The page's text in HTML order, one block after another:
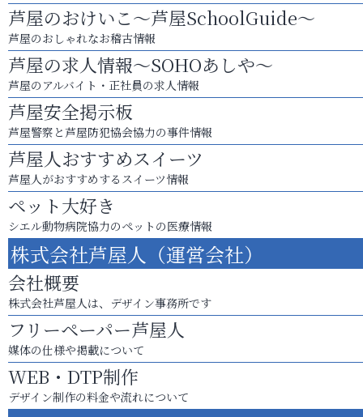
芦屋のおけいこ～芦屋SchoolGuide～
芦屋のおしゃれなお稽古情報
芦屋の求人情報～SOHOあしや～
芦屋のアルバイト・正社員の求人情報
芦屋安全掲示板
芦屋警察と芦屋防犯協会協力の事件情報
芦屋人おすすめスイーツ
芦屋人がおすすめするスイーツ情報
ペット大好き
シエル動物病院協力のペットの医療情報
株式会社芦屋人（運営会社）
会社概要
株式会社芦屋人は、デザイン事務所です
フリーペーパー芦屋人
媒体の仕様や掲載について
WEB・DTP制作
デザイン制作の料金や流れについて